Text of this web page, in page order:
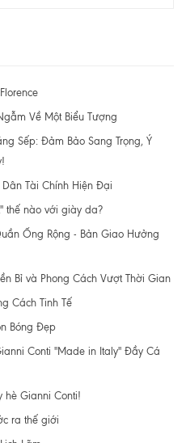
Về Một Biểu Tượng
Sếp: Đảm Bảo Sang Trọng, Ý
Tài Chính Hiện Đại
thế nào với giày da?
Ống Rộng - Bản Giao Hưởng
Bỉ và Phong Cách Vượt Thời Gian
Cách Tinh Tế
Bóng Đẹp
Conti "Made in Italy" Đầy Cá
hè Gianni Conti!
ra thế giới